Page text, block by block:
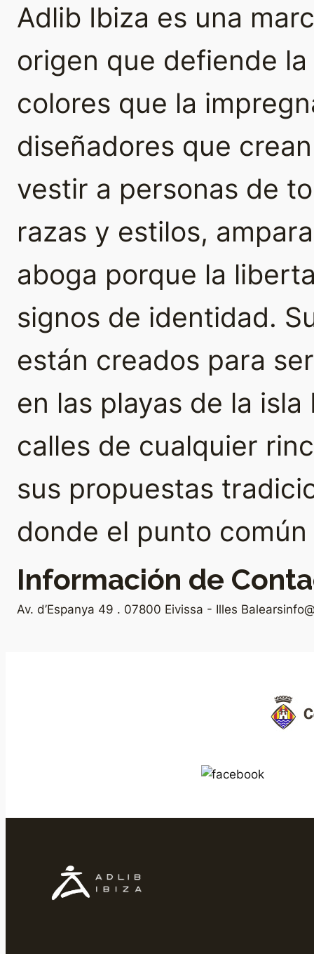
Adlib Ibiza es una
origen que defiende
colores que la
diseñadores que
vestir a personas de
razas y estilos,
aboga porque la
signos de identidad.
están creados para
en las playas de la
calles de cualquier
sus propuestas
donde el punto
Información de
Av. d’Espanya 49 . 07800 Eivissa - Illes Balears